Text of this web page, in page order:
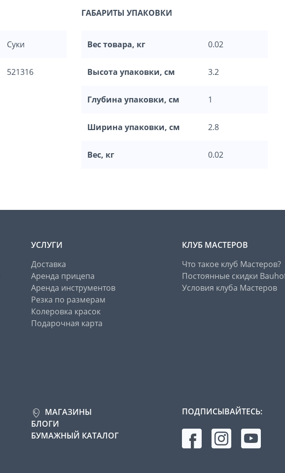
Суки
521316
ГАБАРИТЫ УПАКОВКИ
Вес товара, кг 0.02
Высота упаковки, см 3.2
Глубина упаковки, см 1
Ширина упаковки, см 2.8
Вес, кг 0.02
УСЛУГИ
Доставка
Аренда прицепа
Аренда инструментов
Резка по размерам
Колеровка красок
Подарочная карта
КЛУБ МАСТЕРОВ
Что такое клуб Мастеров?
Постоянные скидки
Условия клуба Мастеров
МАГАЗИНЫ
БЛОГИ
БУМАЖНЫЙ КАТАЛОГ
ПОДПИСЫВАЙТЕСЬ: